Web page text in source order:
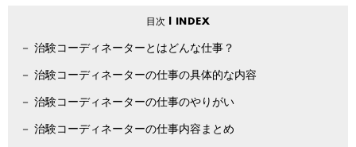
治験コーディネーターとはどんな仕事？
治験コーディネーターの仕事の具体的な内容
治験コーディネーターの仕事のやりがい
治験コーディネーターの仕事内容まとめ